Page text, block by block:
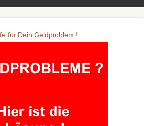
für Dein Geldproblem !